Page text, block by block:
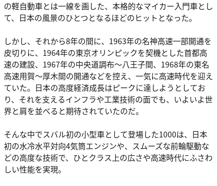
の軽自動車とは一線を画した、本格的なマイカー入門車とし
て、日本の風景のひとつとなるほどのヒットとなった。
しかし、それから8年の間に、1963年の名神高速一部開通を
皮切りに、1964年の東京オリンピックを契機とした首都高
速の建設、1967年の中央道調布～八王子間、1968年の東名
高速用賀～厚木間の開通などを控え、一気に高速時代を迎え
ていた。日本の高度経済成長はピークに達しようとしてお
り、それを支えるインフラや工業技術の面でも、いよいよ世
界と肩を並べると期待されていたのだ。
そんな中でスバル初の小型車として登場した1000は、日本
初の水冷水平対向4気筒エンジンや、スムーズな前輪駆動な
どの高度な技術で、ひとクラス上の広さや高速時代にふさわ
しい性能を実現。